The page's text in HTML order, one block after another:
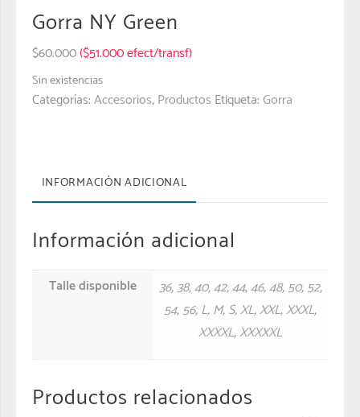
Gorra NY Green
$60.000($51.000 efect/transf)
Sin existencias
Categorías:Accesorios,Productos Etiqueta:Gorra
INFORMACIÓN ADICIONAL
Información adicional
Talle disponible 36,38,40,42,44,46,48,50,52,
54,56,L,M,S,XL,XXL,XXXL,
XXXXL,XXXXXL
Productos relacionados